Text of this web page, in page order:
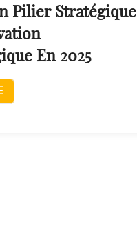
Pilier Stratégique
En 2025